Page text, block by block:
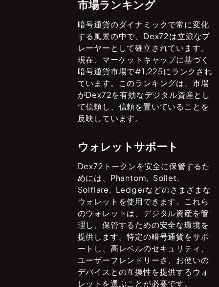
市場ランキング
暗号通貨のダイナミックで常に変化
する風景の中で、 Dex72は立派なプ
レーヤーとして確立されています。
現在、マーケットキャップに基づく
暗号通貨市場で#1,225にランクされ
ています。このランキングは、市場
がDex72を有効なデジタル資産とし
て信頼し、信頼を置いていることを
反映しています。
ウォレットサポート
Dex72 トークンを安全に保管するた
めには、 Phantom, Sollet,
Solflare, Ledgerなどのさまざまな
ウォレットを使用できます。これら
のウォレットは、デジタル資産を管
理し、保管するための安全な環境を
提供します。特定の暗号通貨をサポ
ートし、高レベルのセキュリティ、
ユーザーフレンドリーさ、お使いの
デバイスとの互換性を提供するウォ
レットを選ぶことが必要です。